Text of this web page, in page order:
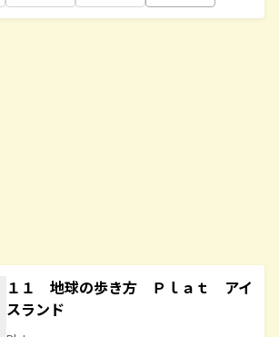
１１ 地球の歩き方 Ｐｌａｔ アイ
スランド